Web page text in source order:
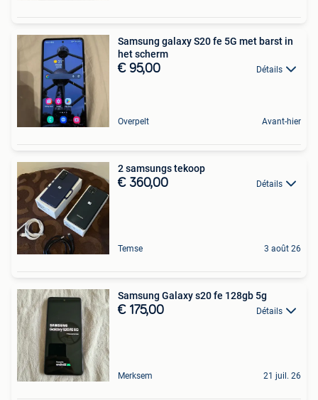
Samsung galaxy S20 fe 5G met barst in
het scherm
€ 95,00 Détails
Overpelt Avant-hier
2 samsungs tekoop
€ 360,00 Détails
Temse 3 août 26
Samsung Galaxy s20 fe 128gb 5g
€ 175,00 Détails
Merksem 21 juil. 26